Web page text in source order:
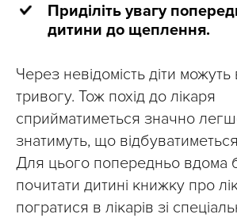
Приділіть увагу
дитини до щеплення.
Через невідомість діти можуть
тривогу. Тож похід до лікаря
сприйматиметься значно
знатимуть, що
Для цього попередньо вдома
почитати дитині книжку про
погратися в лікарів зі